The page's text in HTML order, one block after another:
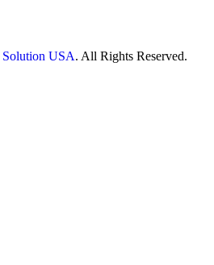
Solution USA. All Rights Reserved.